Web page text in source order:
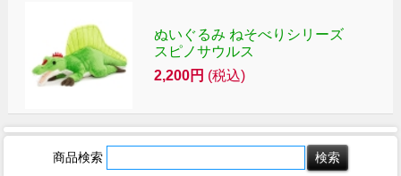
ぬいぐるみ ねそべりシリーズ
スピノサウルス
2,200円 (税込)
商品検索